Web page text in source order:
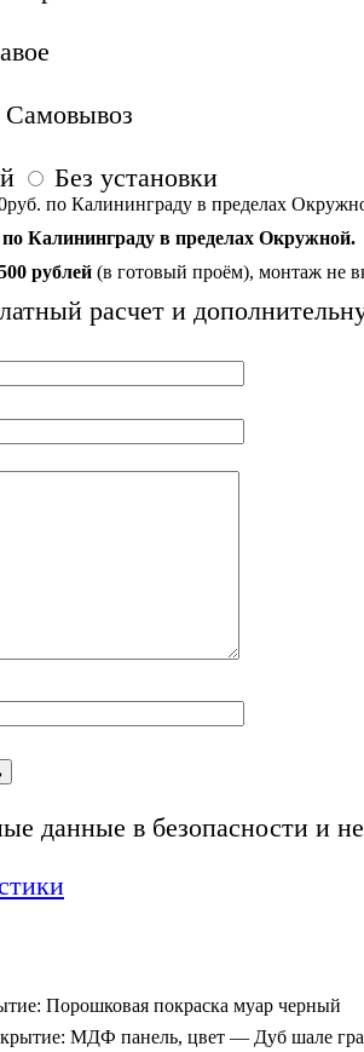
Самовывоз
Без установки
по Калининграду в пределах
по Калининграду в пределах Окружной.
рублей (в готовый проём), монтаж не
расчет и
данные в безопасности и
Порошковая покраска муар черный
МДФ панель, цвет — Дуб шале